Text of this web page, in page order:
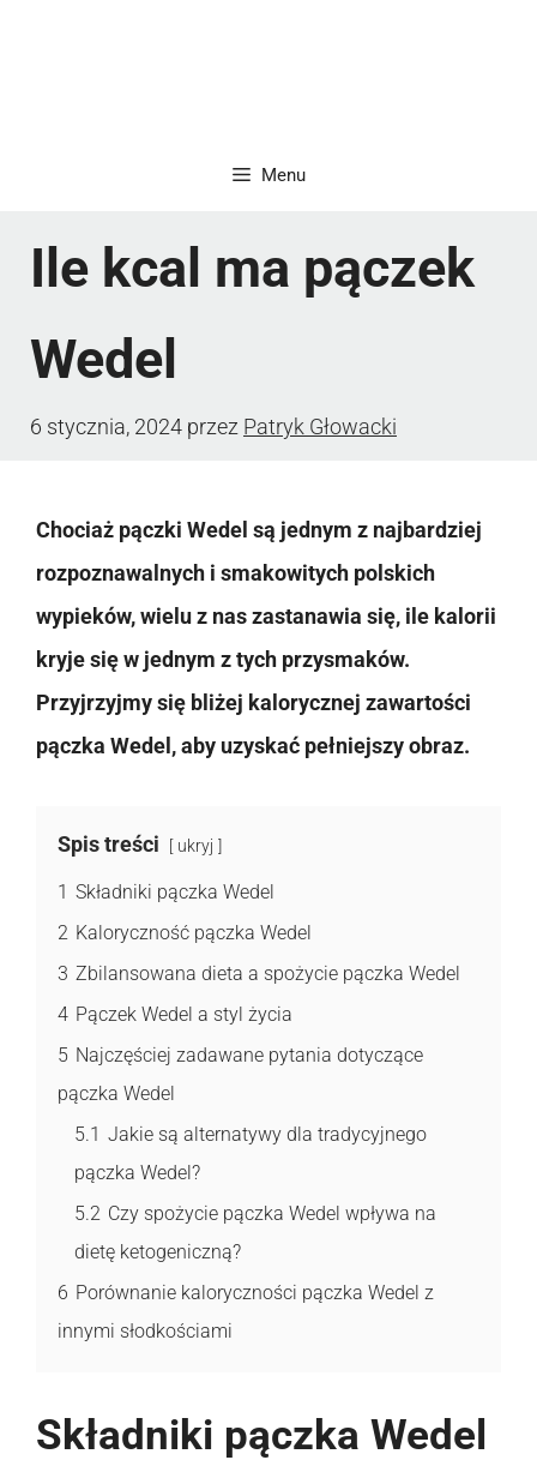
Menu
Ile kcal ma pączek
Wedel
6 stycznia, 2024 przez Patryk Głowacki
Chociaż pączki Wedel są jednym z najbardziej
rozpoznawalnych i smakowitych polskich
wypieków, wielu z nas zastanawia się, ile kalorii
kryje się w jednym z tych przysmaków.
Przyjrzyjmy się bliżej kalorycznej zawartości
pączka Wedel, aby uzyskać pełniejszy obraz.
Spis treści ukryj
1 Składniki pączka Wedel
2 Kaloryczność pączka Wedel
3 Zbilansowana dieta a spożycie pączka Wedel
4 Pączek Wedel a styl życia
5 Najczęściej zadawane pytania dotyczące
pączka Wedel
5.1 Jakie są alternatywy dla tradycyjnego
pączka Wedel?
5.2 Czy spożycie pączka Wedel wpływa na
dietę ketogeniczną?
6 Porównanie kaloryczności pączka Wedel z
innymi słodkościami
Składniki pączka Wedel